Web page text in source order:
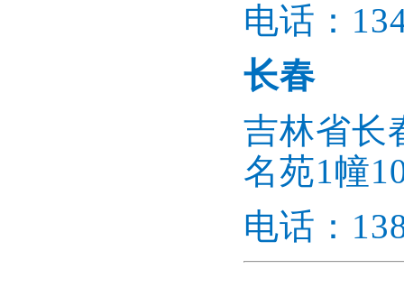
电话：
长春
吉林省长
名苑1幢
电话：